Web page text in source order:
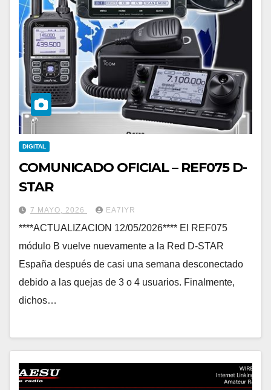
DIGITAL
COMUNICADO OFICIAL – REF075 D-
STAR
7 MAYO, 2026 EA7IYR
****ACTUALIZACION 12/05/2026**** El REF075
módulo B vuelve nuevamente a la Red D-STAR
España después de casi una semana desconectado
debido a las quejas de 3 o 4 usuarios. Finalmente,
dichos…